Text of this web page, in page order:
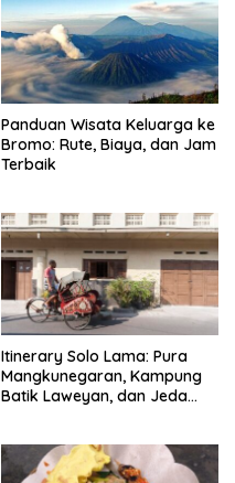
Panduan Wisata Keluarga ke
Bromo: Rute, Biaya, dan Jam
Terbaik
Itinerary Solo Lama: Pura
Mangkunegaran, Kampung
Batik Laweyan, dan Jeda